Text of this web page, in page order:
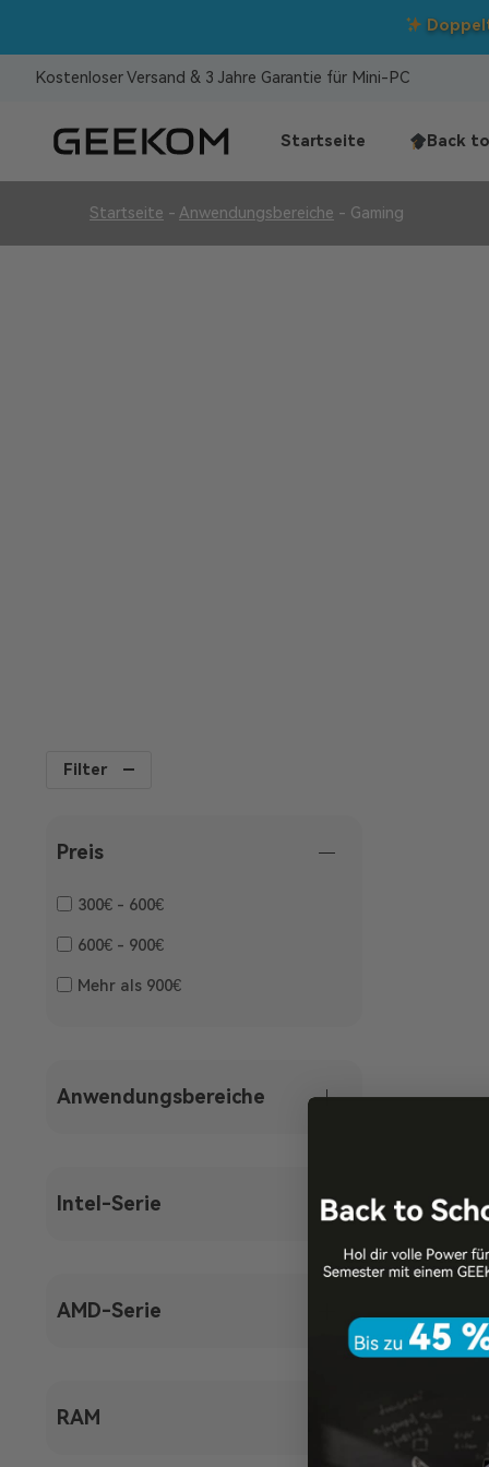
Kostenloser Versand & 3 Jahre Garantie für Mini-PC
Startseite Back
Startseite - Anwendungsbereiche - Gaming
Filter
Preis
300€ - 600€
600€ - 900€
Mehr als 900€
Anwendungsbereiche
Intel-Serie
AMD-Serie
RAM